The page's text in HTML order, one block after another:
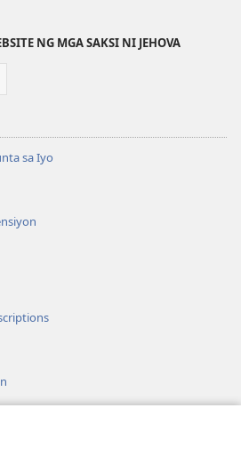
Pag- Pag-
NG MGA SAKSI NI JEHOVA
sa Iyo